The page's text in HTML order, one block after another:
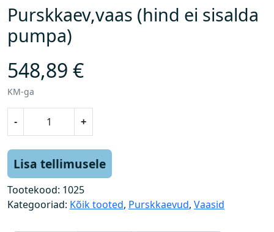
Purskkaev,vaas (hind ei sisalda
pumpa)
548,89 €
KM-ga
-
k
k
a
+
Lisa tellimusele
Tootekood: 1025
Kategooriad: Kõik tooted, Purskkaevud, Vaasid